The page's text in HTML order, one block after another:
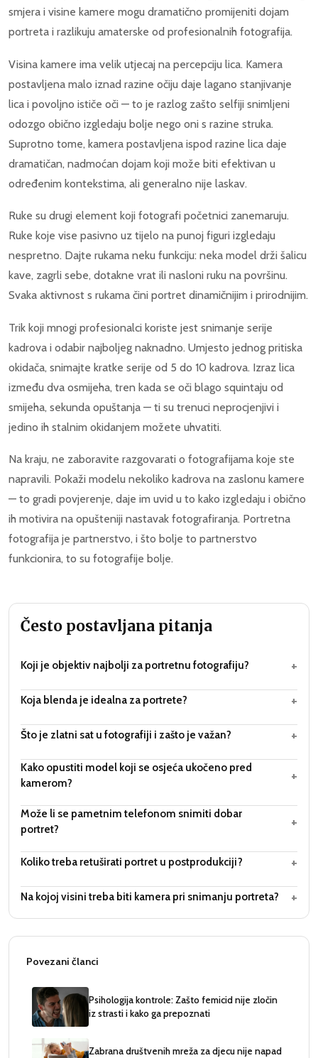
smjera i visine kamere mogu dramatično promijeniti dojam
portreta i razlikuju amaterske od profesionalnih fotografija.
Visina kamere ima velik utjecaj na percepciju lica. Kamera
postavljena malo iznad razine očiju daje lagano stanjivanje
lica i povoljno ističe oči — to je razlog zašto selfiji snimljeni
odozgo obično izgledaju bolje nego oni s razine struka.
Suprotno tome, kamera postavljena ispod razine lica daje
dramatičan, nadmoćan dojam koji može biti efektivan u
određenim kontekstima, ali generalno nije laskav.
Ruke su drugi element koji fotografi početnici zanemaruju.
Ruke koje vise pasivno uz tijelo na punoj figuri izgledaju
nespretno. Dajte rukama neku funkciju: neka model drži šalicu
kave, zagrli sebe, dotakne vrat ili nasloni ruku na površinu.
Svaka aktivnost s rukama čini portret dinamičnijim i prirodnijim.
Trik koji mnogi profesionalci koriste jest snimanje serije
kadrova i odabir najboljeg naknadno. Umjesto jednog pritiska
okidača, snimajte kratke serije od 5 do 10 kadrova. Izraz lica
između dva osmijeha, tren kada se oči blago squintaju od
smijeha, sekunda opuštanja — ti su trenuci neprocjenjivi i
jedino ih stalnim okidanjem možete uhvatiti.
Na kraju, ne zaboravite razgovarati o fotografijama koje ste
napravili. Pokaži modelu nekoliko kadrova na zaslonu kamere
— to gradi povjerenje, daje im uvid u to kako izgledaju i obično
ih motivira na opušteniji nastavak fotografiranja. Portretna
fotografija je partnerstvo, i što bolje to partnerstvo
funkcionira, to su fotografije bolje.
Često postavljana pitanja
Koji je objektiv najbolji za portretnu fotografiju? +
Koja blenda je idealna za portrete? +
Što je zlatni sat u fotografiji i zašto je važan? +
Kako opustiti model koji se osjeća ukočeno pred
kamerom?
+
Može li se pametnim telefonom snimiti dobar
portret?
+
Koliko treba retuširati portret u postprodukciji? +
Na kojoj visini treba biti kamera pri snimanju portreta? +
Povezani članci
Psihologija kontrole: Zašto femicid nije zločin
iz strasti i kako ga prepoznati
Zabrana društvenih mreža za djecu nije napad